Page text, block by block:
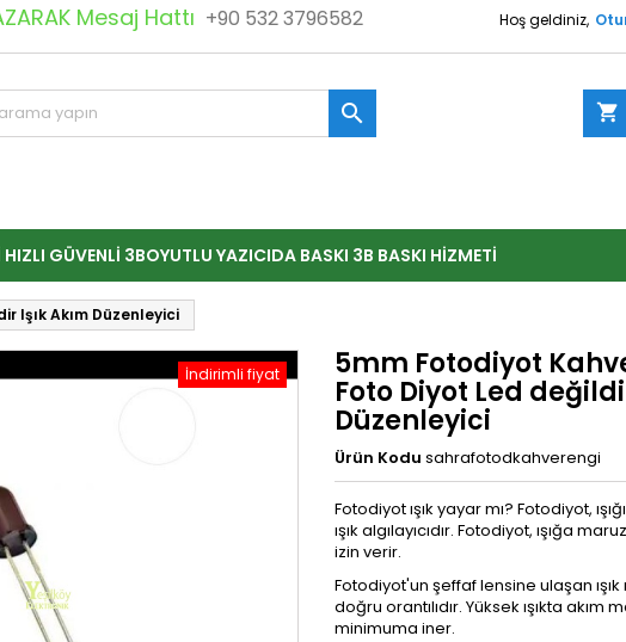
Mesaj Hattı +90 532 3796582 Hoş geldiniz,
shopping_cart

GÜVENLI 3BOYUTLU YAZICIDA BASKI 3B BASKI HIZMETI
Işık Akım Düzenleyici
İndirimli fiyat 5mm Fotodiyot
Foto Diyot Led
Düzenleyici
Ürün Kodu sahrafotodkahverengi
Fotodiyot ışık yayar mı? Fotodiyot,
ışık algılayıcıdır. Fotodiyot, ışığa
izin verir.
Fotodiyot'un şeffaf lensine ulaşan
doğru orantılıdır. Yüksek ışıkta akım
minimuma iner.